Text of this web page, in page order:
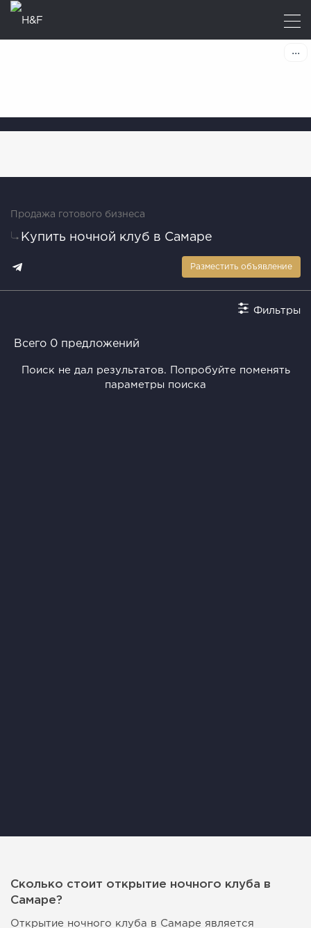
Продажа готового бизнеса
Купить ночной клуб в Самаре
Разместить объявление
Фильтры
Всего 0 предложений
Поиск не дал результатов. Попробуйте поменять
параметры поиска
Сколько стоит открытие ночного клуба в
Самаре?
Открытие ночного клуба в Самаре является